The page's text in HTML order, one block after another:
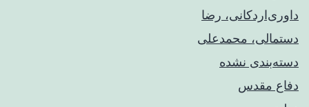
داوری‌اردکانی، رضا
دستمالی، محمدعلی
دسته‌بندی نشده
دفاع مقدس